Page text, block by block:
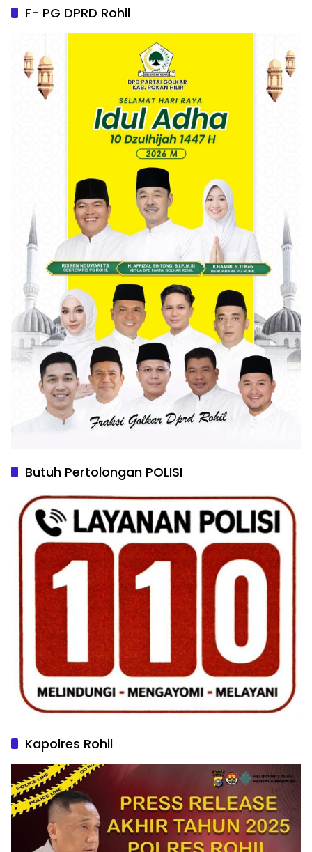
F- PG DPRD Rohil
Butuh Pertolongan POLISI
Kapolres Rohil